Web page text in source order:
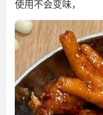
使用不会变味，